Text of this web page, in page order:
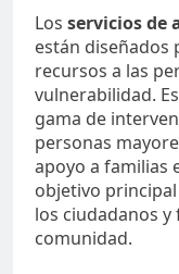
Los servicios de
están diseñados
recursos a las
vulnerabilidad.
gama de
personas
apoyo a familias
objetivo
los ciudadanos
comunidad.